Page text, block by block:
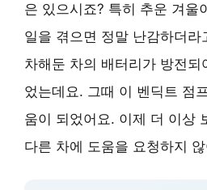
은 있으시죠? 특히 추운 겨울
일을 겪으면 정말 난감하더
차해둔 차의 배터리가 방전되
었는데요. 그때 이 벤딕트 점
움이 되었어요. 이제 더 이상
다른 차에 도움을 요청하지